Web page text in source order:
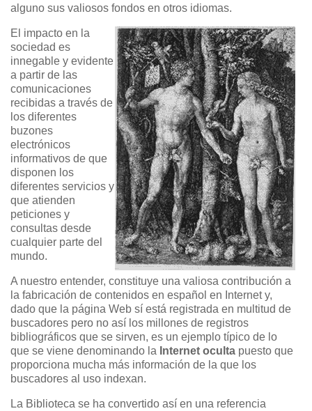
alguno sus valiosos fondos en otros idiomas.
El impacto en la
sociedad es
innegable y evidente
a partir de las
comunicaciones
recibidas a través de
los diferentes
buzones
electrónicos
informativos de que
disponen los
diferentes servicios y
que atienden
peticiones y
consultas desde
cualquier parte del
mundo.
A nuestro entender, constituye una valiosa contribución a
la fabricación de contenidos en español en Internet y,
dado que la página Web sí está registrada en multitud de
buscadores pero no así los millones de registros
bibliográficos que se sirven, es un ejemplo típico de lo
que se viene denominando la Internet oculta puesto que
proporciona mucha más información de la que los
buscadores al uso indexan.
La Biblioteca se ha convertido así en una referencia